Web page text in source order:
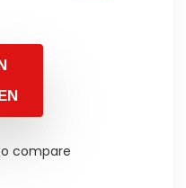
compare